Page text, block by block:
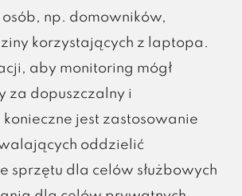
np. domowników,
korzystających z laptopa.
aby monitoring mógł
za dopuszczalny i
jest zastosowanie
oddzielić
sprzętu dla celów służbowych